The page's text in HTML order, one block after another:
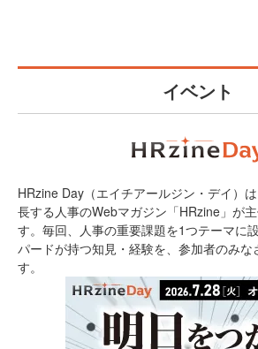
イベント
HRzine Day（エイチアールジン・デイ）
長する人事のWebマガジン「HRzine」が
す。毎回、人事の重要課題を1つテーマに
パードが持つ知見・経験を、参加者のみな
す。